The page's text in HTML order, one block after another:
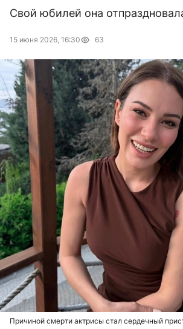
Свой юбилей она
15 июня 2026, 16:30 63
Причиной смерти актрисы стал сердечный